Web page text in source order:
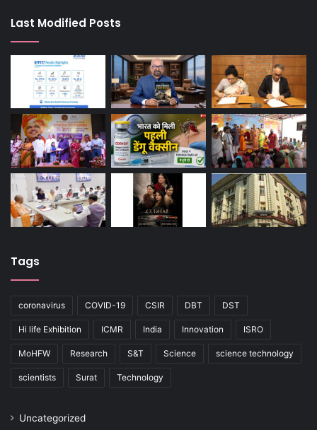
Last Modified Posts
Tags
coronavirus COVID-19 CSIR DBT DST
Hi life Exhibition ICMR India Innovation ISRO
MoHFW Research S&T Science science technology
scientists Surat Technology
Uncategorized